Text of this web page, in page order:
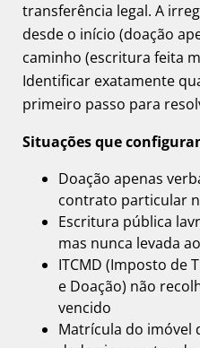
transferência legal. A
desde o início (doação
caminho (escritura feita
Identificar exatamente
primeiro passo para
Situações que
Doação apenas
contrato particular
Escritura pública
mas nunca levada
ITCMD (Imposto de
e Doação) não
vencido
Matrícula do imóvel